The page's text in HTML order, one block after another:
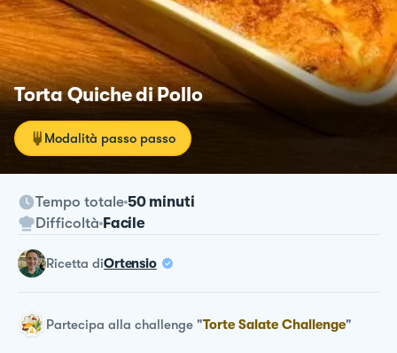
Torta Quiche di Pollo
Modalità passo passo
Tempo totale 50 minuti
Difficoltà Facile
ricetta diOrtensio
Partecipa alla challenge "Torte Salate Challenge"